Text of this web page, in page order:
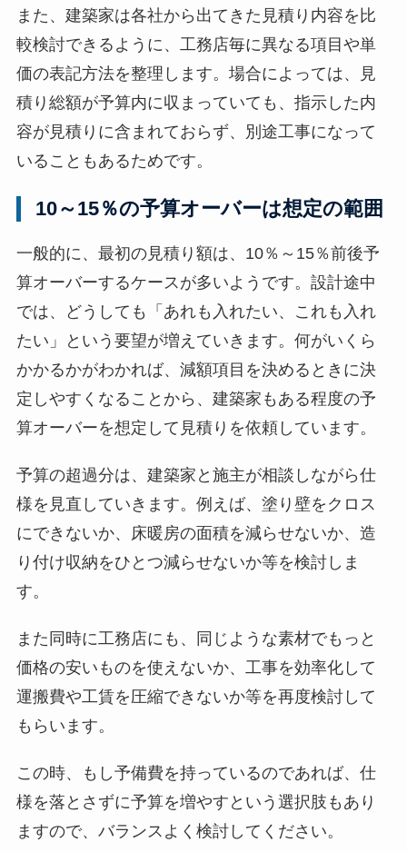
また、建築家は各社から出てきた見積り内容を比
較検討できるように、工務店毎に異なる項目や単
価の表記方法を整理します。場合によっては、見
積り総額が予算内に収まっていても、指示した内
容が見積りに含まれておらず、別途工事になって
いることもあるためです。
10～15％の予算オーバーは想定の範囲
一般的に、最初の見積り額は、10％～15％前後予
算オーバーするケースが多いようです。設計途中
では、どうしても「あれも入れたい、これも入れ
たい」という要望が増えていきます。何がいくら
かかるかがわかれば、減額項目を決めるときに決
定しやすくなることから、建築家もある程度の予
算オーバーを想定して見積りを依頼しています。
予算の超過分は、建築家と施主が相談しながら仕
様を見直していきます。例えば、塗り壁をクロス
にできないか、床暖房の面積を減らせないか、造
り付け収納をひとつ減らせないか等を検討しま
す。
また同時に工務店にも、同じような素材でもっと
価格の安いものを使えないか、工事を効率化して
運搬費や工賃を圧縮できないか等を再度検討して
もらいます。
この時、もし予備費を持っているのであれば、仕
様を落とさずに予算を増やすという選択肢もあり
ますので、バランスよく検討してください。